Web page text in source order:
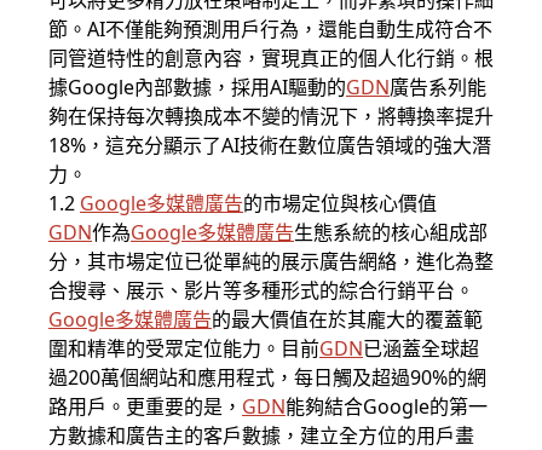
節。AI不僅能夠預測用戶行為，還能自動生成符合不
同管道特性的創意內容，實現真正的個人化行銷。根
據Google內部數據，採用AI驅動的GDN廣告系列能
夠在保持每次轉換成本不變的情況下，將轉換率提升
18%，這充分顯示了AI技術在數位廣告領域的強大潛
力。
1.2 Google多媒體廣告的市場定位與核心價值
GDN作為Google多媒體廣告生態系統的核心組成部
分，其市場定位已從單純的展示廣告網絡，進化為整
合搜尋、展示、影片等多種形式的綜合行銷平台。
Google多媒體廣告的最大價值在於其龐大的覆蓋範
圍和精準的受眾定位能力。目前GDN已涵蓋全球超
過200萬個網站和應用程式，每日觸及超過90%的網
路用戶。更重要的是， GDN能夠結合Google的第一
方數據和廣告主的客戶數據，建立全方位的用戶畫